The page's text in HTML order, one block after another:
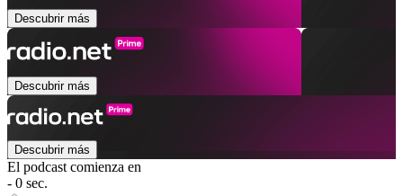
Descubrir más
Descubrir más
Descubrir más
El podcast comienza en
- 0 sec.